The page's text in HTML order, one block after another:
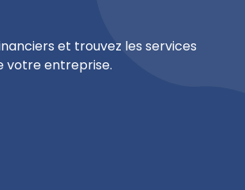
et trouvez les services
votre entreprise.